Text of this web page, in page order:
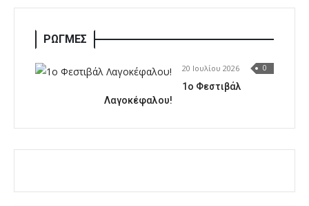
ΡΩΓΜΕΣ
20 Ιουλίου 2026 0
1o Φεστιβάλ
Λαγοκέφαλου!